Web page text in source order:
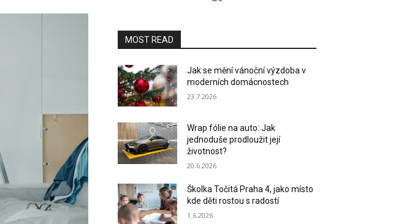
MOST READ
Jak se mění vánoční výzdoba v
moderních domácnostech
23.7.2026
Wrap fólie na auto: Jak
jednoduše prodloužit její
životnost?
20.6.2026
Školka Točitá Praha 4, jako místo
kde děti rostou s radostí
1.6.2026